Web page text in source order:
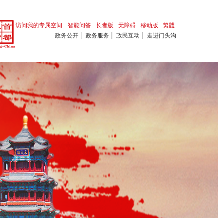
繁體
移动版
无障碍
长者版
智能问答
访问我的专属空间
政务公开 | 政务服务 | 政民互动 | 走进门头沟